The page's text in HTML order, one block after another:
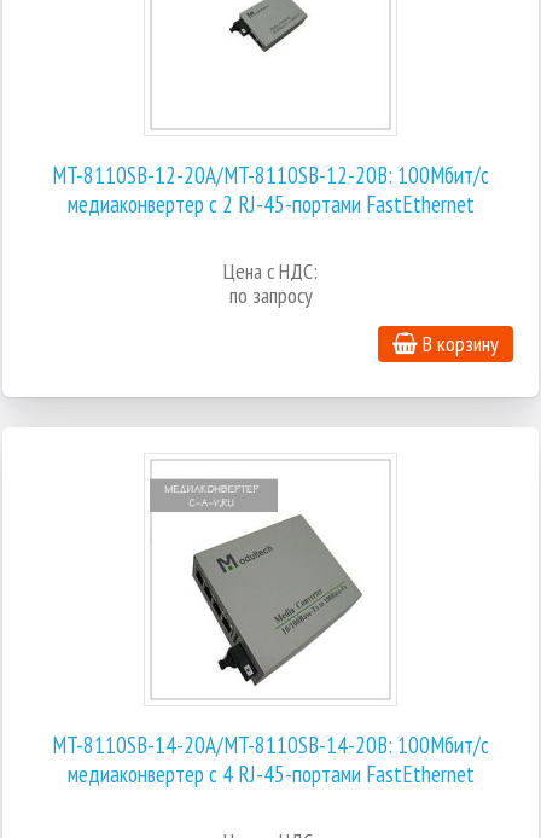
MT-8110SB-12-20A/MT-8110SB-12-20B: 100Мбит/с
медиаконвертер с 2 RJ-45-портами FastEthernet
Цена с НДС:
по запросу
В корзину
MT-8110SB-14-20A/MT-8110SB-14-20B: 100Мбит/с
медиаконвертер с 4 RJ-45-портами FastEthernet